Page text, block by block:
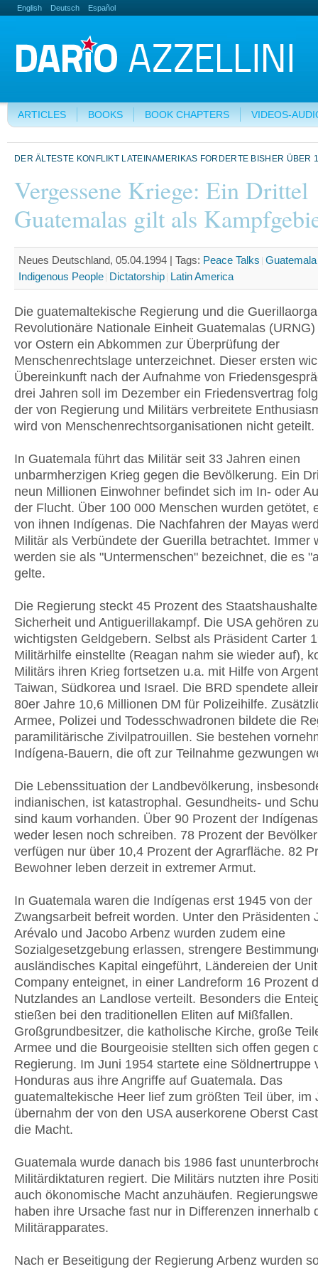
English Deutsch Español
ARTICLES BOOKS BOOK CHAPTERS VIDEOS-
DER ÄLTESTE KONFLIKT LATEINAMERIKAS FORDERTE BISHER ÜBER
Vergessene Kriege: Ein Drittel
Guatemalas gilt als
Neues Deutschland, 05.04.1994 | Tags: Peace Talks Guatemala
Indigenous People Dictatorship Latin America
Die guatemaltekische Regierung und die
Revolutionäre Nationale Einheit Guatemalas
vor Ostern ein Abkommen zur Überprüfung der
Menschenrechtslage unterzeichnet. Dieser ersten
Übereinkunft nach der Aufnahme von
drei Jahren soll im Dezember ein Friedensvertrag
der von Regierung und Militärs verbreitete
wird von Menschenrechtsorganisationen nicht geteilt.
In Guatemala führt das Militär seit 33 Jahren einen
unbarmherzigen Krieg gegen die Bevölkerung. Ein
neun Millionen Einwohner befindet sich im In- oder
der Flucht. Über 100 000 Menschen wurden getötet,
von ihnen Indígenas. Die Nachfahren der Mayas
Militär als Verbündete der Guerilla betrachtet. Immer
werden sie als "Untermenschen" bezeichnet, die es
gelte.
Die Regierung steckt 45 Prozent des
Sicherheit und Antiguerillakampf. Die USA gehören
wichtigsten Geldgebern. Selbst als Präsident Carter
Militärhilfe einstellte (Reagan nahm sie wieder auf),
Militärs ihren Krieg fortsetzen u.a. mit Hilfe von
Taiwan, Südkorea und Israel. Die BRD spendete
80er Jahre 10,6 Millionen DM für Polizeihilfe.
Armee, Polizei und Todesschwadronen bildete die
paramilitärische Zivilpatrouillen. Sie bestehen
Indígena-Bauern, die oft zur Teilnahme gezwungen
Die Lebenssituation der Landbevölkerung,
indianischen, ist katastrophal. Gesundheits- und
sind kaum vorhanden. Über 90 Prozent der
weder lesen noch schreiben. 78 Prozent der
verfügen nur über 10,4 Prozent der Agrarfläche. 82
Bewohner leben derzeit in extremer Armut.
In Guatemala waren die Indígenas erst 1945 von der
Zwangsarbeit befreit worden. Unter den Präsidenten
Arévalo und Jacobo Arbenz wurden zudem eine
Sozialgesetzgebung erlassen, strengere
ausländisches Kapital eingeführt, Ländereien der
Company enteignet, in einer Landreform 16 Prozent
Nutzlandes an Landlose verteilt. Besonders die
stießen bei den traditionellen Eliten auf Mißfallen.
Großgrundbesitzer, die katholische Kirche, große
Armee und die Bourgeoisie stellten sich offen gegen
Regierung. Im Juni 1954 startete eine Söldnertruppe
Honduras aus ihre Angriffe auf Guatemala. Das
guatemaltekische Heer lief zum größten Teil über, im
übernahm der von den USA auserkorene Oberst
die Macht.
Guatemala wurde danach bis 1986 fast
Militärdiktaturen regiert. Die Militärs nutzten ihre
auch ökonomische Macht anzuhäufen.
haben ihre Ursache fast nur in Differenzen innerhalb
Militärapparates.
Nach er Beseitigung der Regierung Arbenz wurden